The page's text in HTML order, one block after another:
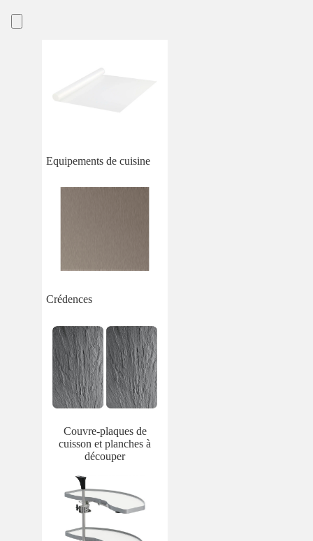
Equipements de cuisine
Crédences
Couvre-plaques de
cuisson et planches à
découper